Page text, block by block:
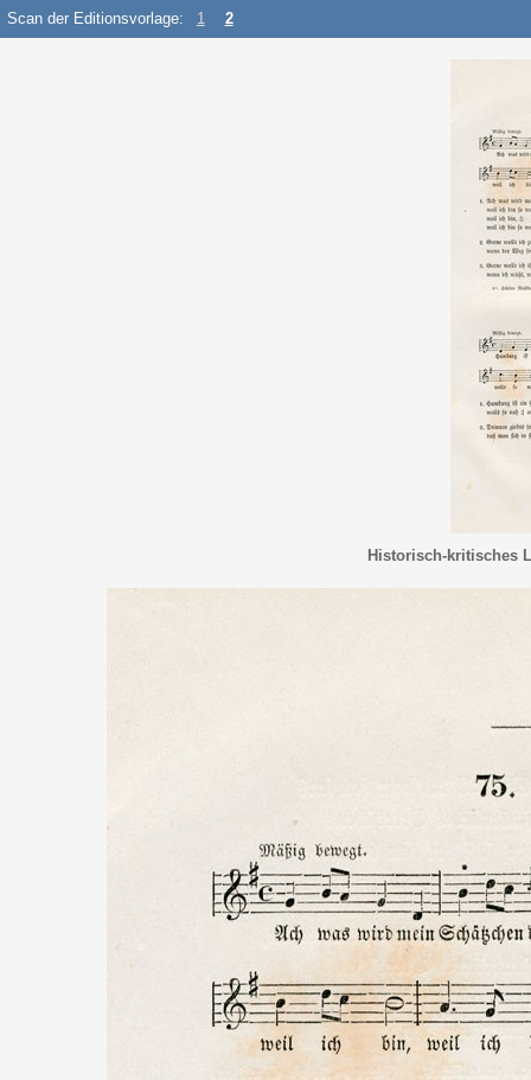
Scan der Editionsvorlage: 1 2
Historisch-kritisches